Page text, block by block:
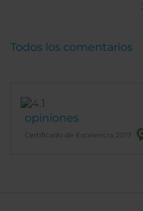
opiniones
Certificado de Excelencia 2017
Todos los comentarios